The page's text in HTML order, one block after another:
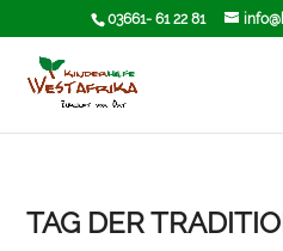
03661- 61 22 81
TAG DER